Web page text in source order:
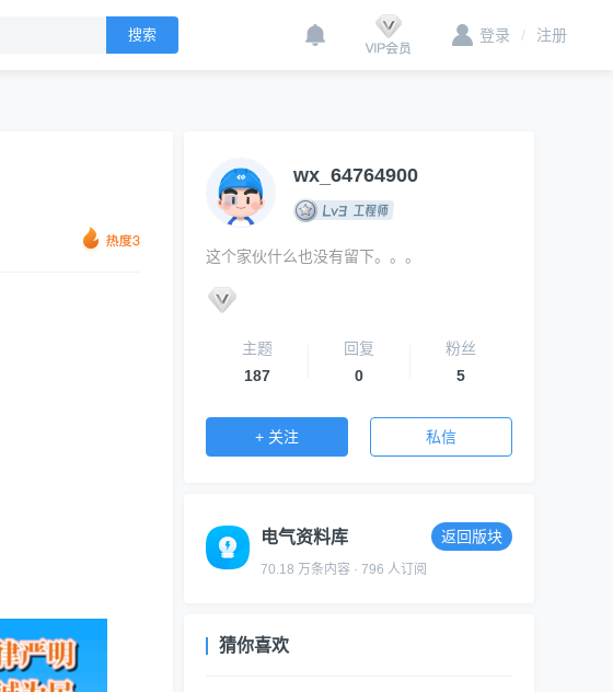
登录 / 注册
wx_64764900
这个家伙什么也没有留下。。。
主题
187
回复
0
粉丝
5
+ 关注 私信
电气资料库 返回版块
70.18 万条内容 · 796 人订阅
猜你喜欢